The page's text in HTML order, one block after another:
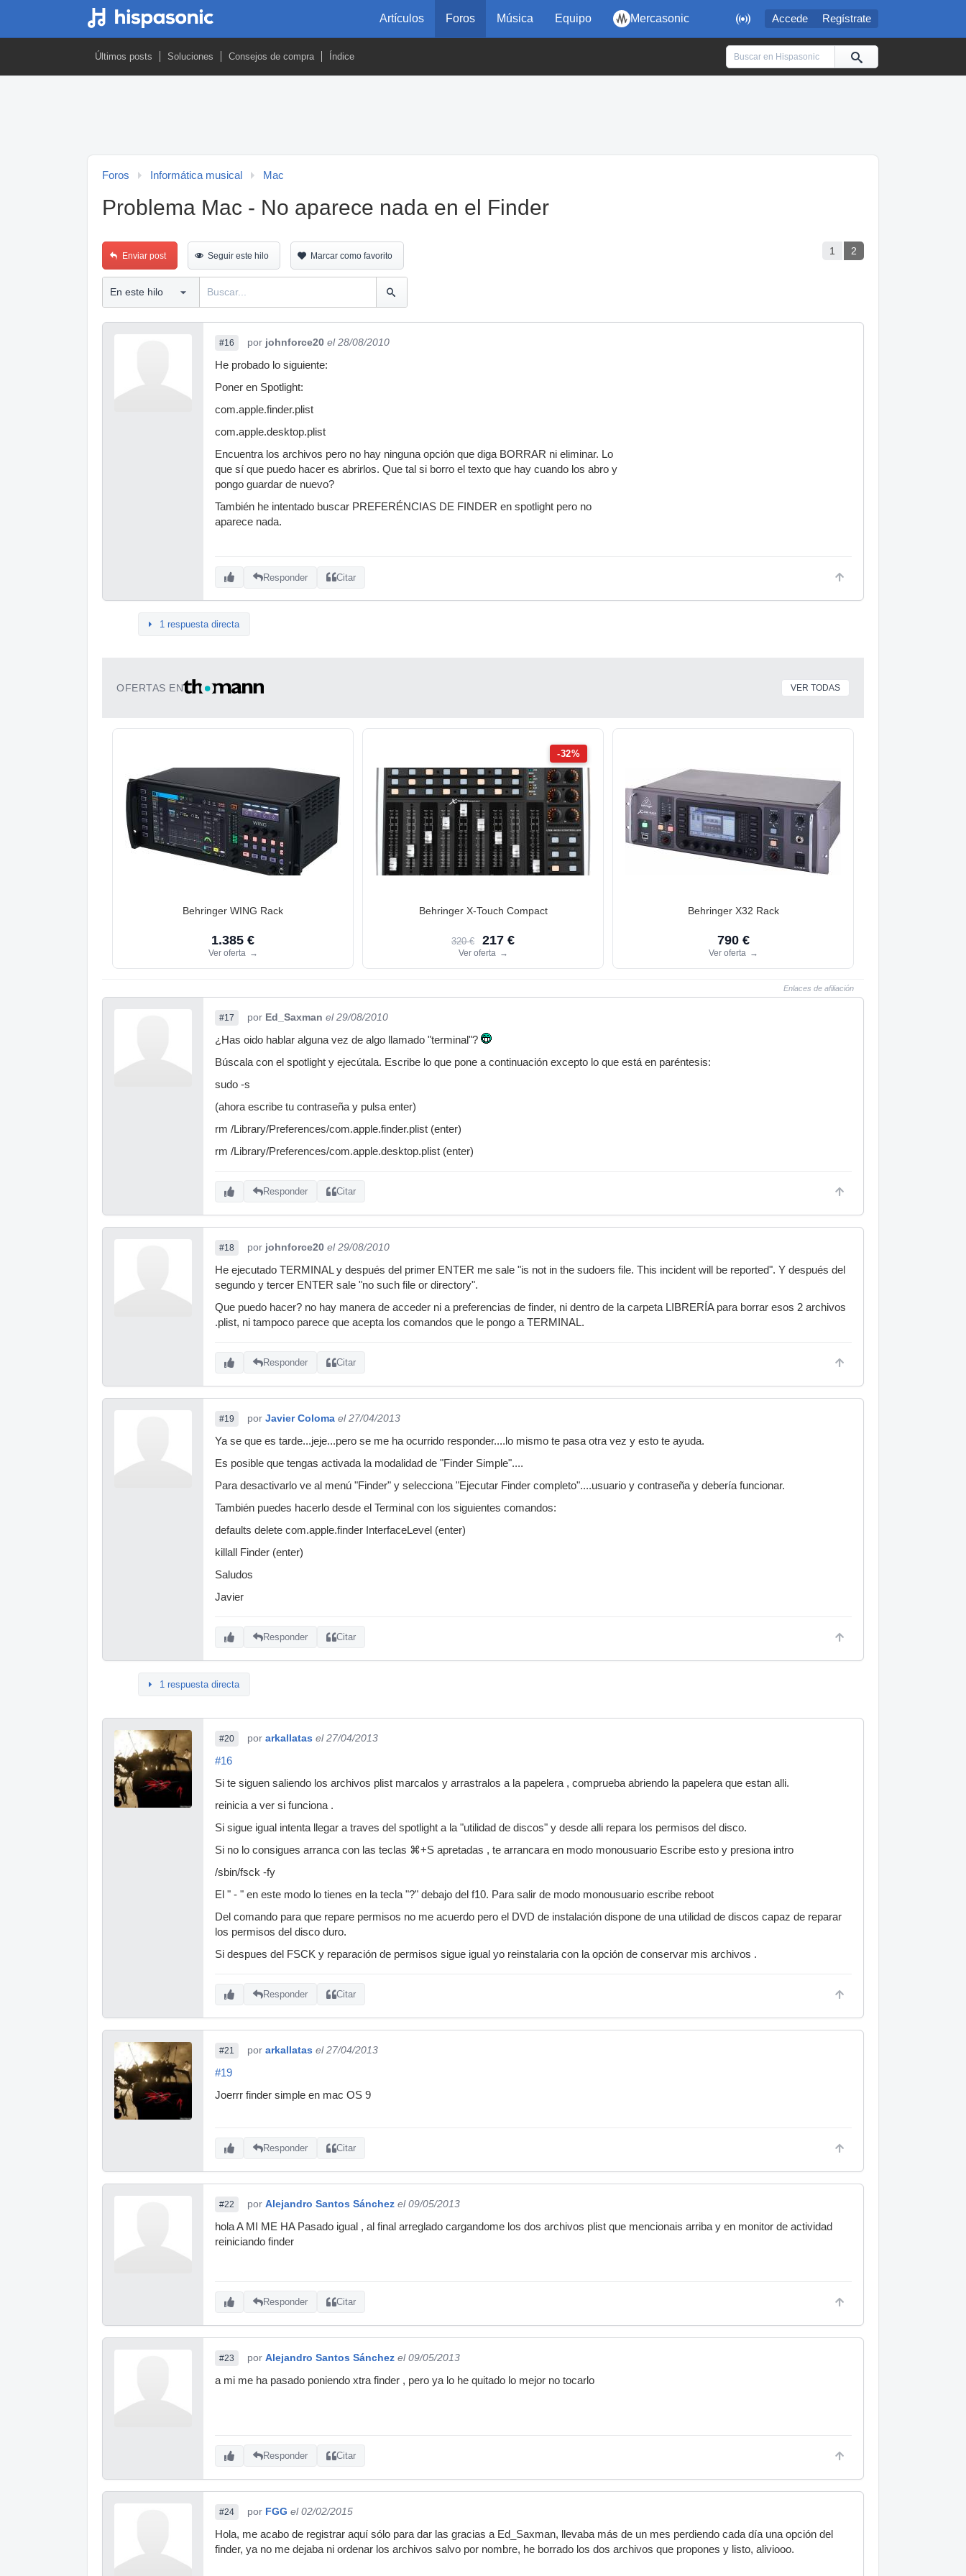
 Accede Regístrate
Artículos Foros Música Equipo Mercasonic
Últimos posts Soluciones Consejos de compra Índice
Foros Informática musical Mac
Problema Mac - No aparece nada en el Finder
1 2
Enviar post Seguir este hilo Marcar como favorito
#16 por johnforce20 el 28/08/2010
He probado lo siguiente:
Poner en Spotlight:
com.apple.finder.plist
com.apple.desktop.plist
Encuentra los archivos pero no hay ninguna opción que diga BORRAR ni eliminar. Lo
que sí que puedo hacer es abrirlos. Que tal si borro el texto que hay cuando los abro y
pongo guardar de nuevo?
También he intentado buscar PREFERÉNCIAS DE FINDER en spotlight pero no
aparece nada.
Responder Citar
1 respuesta directa
OFERTAS EN VER TODAS
Behringer WING Rack
1.385 €
Ver oferta →
-32%
Behringer X-Touch Compact
320 € 217 €
Ver oferta →
Behringer X32 Rack
790 €
Ver oferta →
Enlaces de afiliación
#17 por Ed_Saxman el 29/08/2010
¿Has oido hablar alguna vez de algo llamado "terminal"?
Búscala con el spotlight y ejecútala. Escribe lo que pone a continuación excepto lo que está en paréntesis:
sudo -s
(ahora escribe tu contraseña y pulsa enter)
rm /Library/Preferences/com.apple.finder.plist (enter)
rm /Library/Preferences/com.apple.desktop.plist (enter)
Responder Citar
#18 por johnforce20 el 29/08/2010
He ejecutado TERMINAL y después del primer ENTER me sale "is not in the sudoers file. This incident will be reported". Y después del
segundo y tercer ENTER sale "no such file or directory".
Que puedo hacer? no hay manera de acceder ni a preferencias de finder, ni dentro de la carpeta LIBRERÍA para borrar esos 2 archivos
.plist, ni tampoco parece que acepta los comandos que le pongo a TERMINAL.
Responder Citar
#19 por Javier Coloma el 27/04/2013
Ya se que es tarde...jeje...pero se me ha ocurrido responder....lo mismo te pasa otra vez y esto te ayuda.
Es posible que tengas activada la modalidad de "Finder Simple"....
Para desactivarlo ve al menú "Finder" y selecciona "Ejecutar Finder completo"....usuario y contraseña y debería funcionar.
También puedes hacerlo desde el Terminal con los siguientes comandos:
defaults delete com.apple.finder InterfaceLevel (enter)
killall Finder (enter)
Saludos
Javier
Responder Citar
1 respuesta directa
#20 por arkallatas el 27/04/2013
#16
Si te siguen saliendo los archivos plist marcalos y arrastralos a la papelera , comprueba abriendo la papelera que estan alli.
reinicia a ver si funciona .
Si sigue igual intenta llegar a traves del spotlight a la "utilidad de discos" y desde alli repara los permisos del disco.
Si no lo consigues arranca con las teclas ⌘+S apretadas , te arrancara en modo monousuario Escribe esto y presiona intro
/sbin/fsck -fy
El " - " en este modo lo tienes en la tecla "?" debajo del f10. Para salir de modo monousuario escribe reboot
Del comando para que repare permisos no me acuerdo pero el DVD de instalación dispone de una utilidad de discos capaz de reparar
los permisos del disco duro.
Si despues del FSCK y reparación de permisos sigue igual yo reinstalaria con la opción de conservar mis archivos .
Responder Citar
#21 por arkallatas el 27/04/2013
#19
Joerrr finder simple en mac OS 9
Responder Citar
#22 por Alejandro Santos Sánchez el 09/05/2013
hola A MI ME HA Pasado igual , al final arreglado cargandome los dos archivos plist que mencionais arriba y en monitor de actividad
reiniciando finder
Responder Citar
#23 por Alejandro Santos Sánchez el 09/05/2013
a mi me ha pasado poniendo xtra finder , pero ya lo he quitado lo mejor no tocarlo
Responder Citar
#24 por FGG el 02/02/2015
Hola, me acabo de registrar aquí sólo para dar las gracias a Ed_Saxman, llevaba más de un mes perdiendo cada día una opción del
finder, ya no me dejaba ni ordenar los archivos salvo por nombre, he borrado los dos archivos que propones y listo, aliviooo.